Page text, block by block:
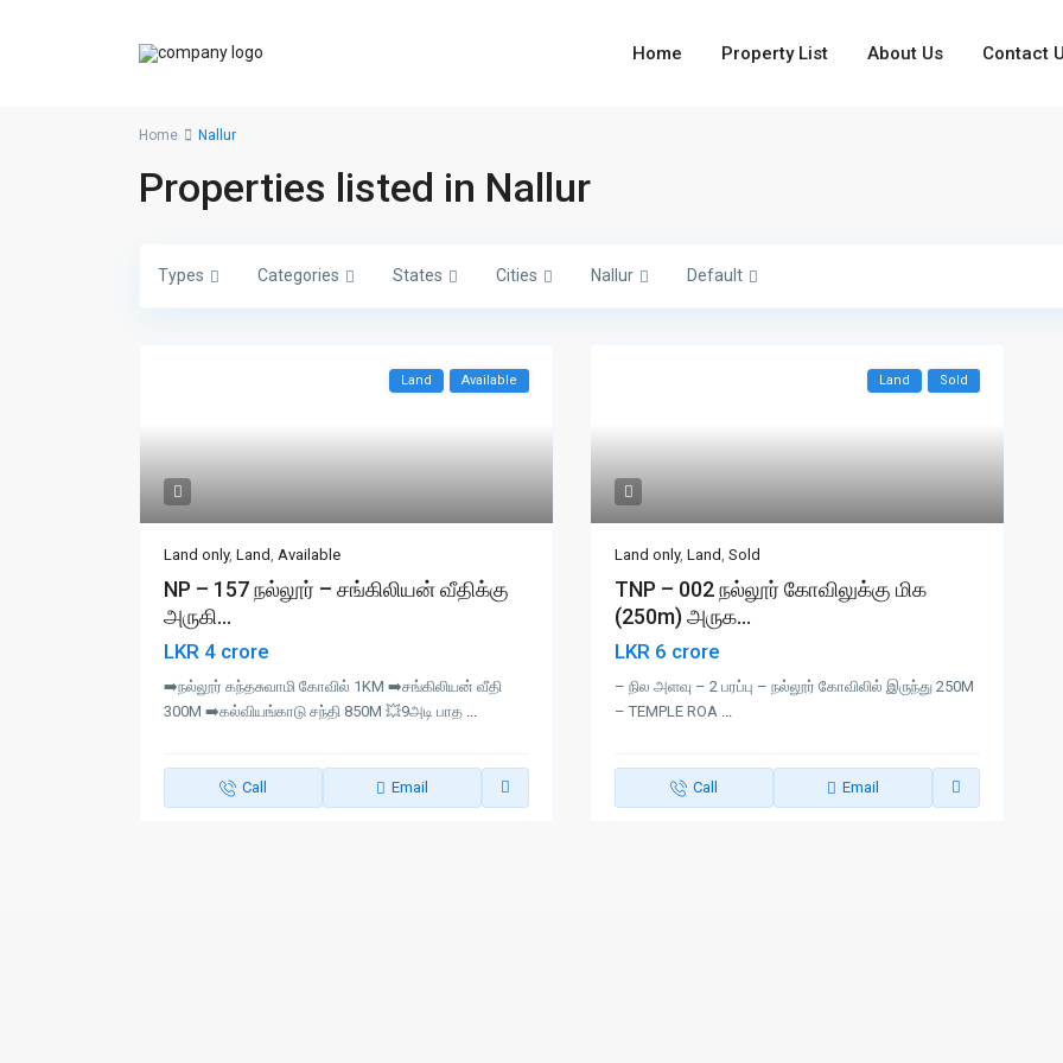
Home Property List About Us Contact
Home Nallur
Properties listed in Nallur
Types Categories States Cities Nallur Default
Land Available
Land only, Land, Available
NP – 157 நல்லூர் – சங்கிலியன் வீதிக்கு
அருகி...
LKR 4 crore
➡️நல்லூர் கந்தசுவாமி கோவில் 1KM ➡️சங்கிலியன் வீதி
300M ➡️கல்வியங்காடு சந்தி 850M 💥9அடி பாத ...
Call Email
Land Sold
Land only, Land, Sold
TNP – 002 நல்லூர் கோவிலுக்கு மிக
(250m) அருக...
LKR 6 crore
– நில அளவு – 2 பரப்பு – நல்லூர் கோவிலில் இருந்து 250M
– TEMPLE ROA ...
Call Email